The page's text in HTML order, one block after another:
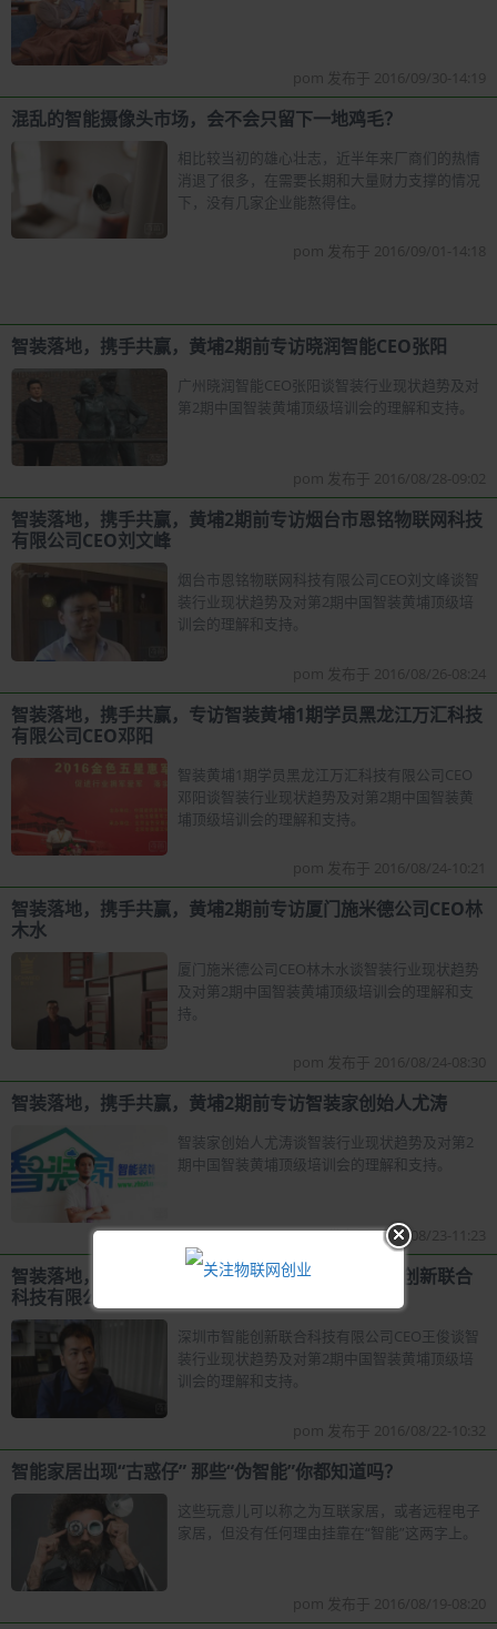
pom 发布于 2016/09/30-14:19
混乱的智能摄像头市场，会不会只留下一地鸡毛？
相比较当初的雄心壮志，近半年来厂商们的热情
消退了很多，在需要长期和大量财力支撑的情况
下，没有几家企业能熬得住。
pom 发布于 2016/09/01-14:18
智装落地，携手共赢，黄埔2期前专访晓润智能CEO张阳
广州晓润智能CEO张阳谈智装行业现状趋势及对
第2期中国智装黄埔顶级培训会的理解和支持。
pom 发布于 2016/08/28-09:02
智装落地，携手共赢，黄埔2期前专访烟台市恩铭物联网科技
有限公司CEO刘文峰
烟台市恩铭物联网科技有限公司CEO刘文峰谈智
装行业现状趋势及对第2期中国智装黄埔顶级培
训会的理解和支持。
pom 发布于 2016/08/26-08:24
智装落地，携手共赢，专访智装黄埔1期学员黑龙江万汇科技
有限公司CEO邓阳
智装黄埔1期学员黑龙江万汇科技有限公司CEO
邓阳谈智装行业现状趋势及对第2期中国智装黄
埔顶级培训会的理解和支持。
pom 发布于 2016/08/24-10:21
智装落地，携手共赢，黄埔2期前专访厦门施米德公司CEO林
木水
厦门施米德公司CEO林木水谈智装行业现状趋势
及对第2期中国智装黄埔顶级培训会的理解和支
持。
pom 发布于 2016/08/24-08:30
智装落地，携手共赢，黄埔2期前专访智装家创始人尤涛
智装家创始人尤涛谈智装行业现状趋势及对第2
期中国智装黄埔顶级培训会的理解和支持。
pom 发布于 2016/08/23-11:23
智装落地，携手共赢，黄埔二期前专访深圳市智能创新联合
科技有限公司CEO王俊
深圳市智能创新联合科技有限公司CEO王俊谈智
装行业现状趋势及对第2期中国智装黄埔顶级培
训会的理解和支持。
pom 发布于 2016/08/22-10:32
智能家居出现“古惑仔” 那些“伪智能”你都知道吗？
这些玩意儿可以称之为互联家居，或者远程电子
家居，但没有任何理由挂靠在“智能”这两字上。
pom 发布于 2016/08/19-08:20